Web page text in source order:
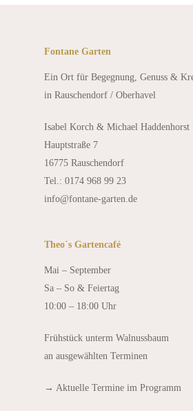
Fontane Garten
Ein Ort für Begegnung, Genuss &
in Rauschendorf / Oberhavel
Isabel Korch & Michael Haddenhorst
Hauptstraße 7
16775 Rauschendorf
Tel.: 0174 968 99 23
info@fontane-garten.de
Theo´s Gartencafé
Mai – September
Sa – So & Feiertag
10:00 – 18:00 Uhr
Frühstück unterm Walnussbaum
an ausgewählten Terminen
→ Aktuelle Termine im Programm